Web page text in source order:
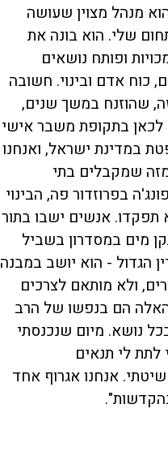
מנהל מצוין שעושה
שלי. הוא בונה את
ופותח נושאים
כוח אדם ובינוי. חשובה
שהוזנח במשך שנים,
לכאן בתקופת משבר אישי
במדינת ישראל, ואנחנו
שמקבלים בתי
בפרוזדור פה, הבינוי
אנשים ישבו בתור
מים במסדרון בשביל
הגדול - הוא יושב במבנה
ולא מותאם לצרכים
הם בנפשו של הרב
נושא. מיום שנכנסתי
לי תנאים
אנחנו אגרוף אחד